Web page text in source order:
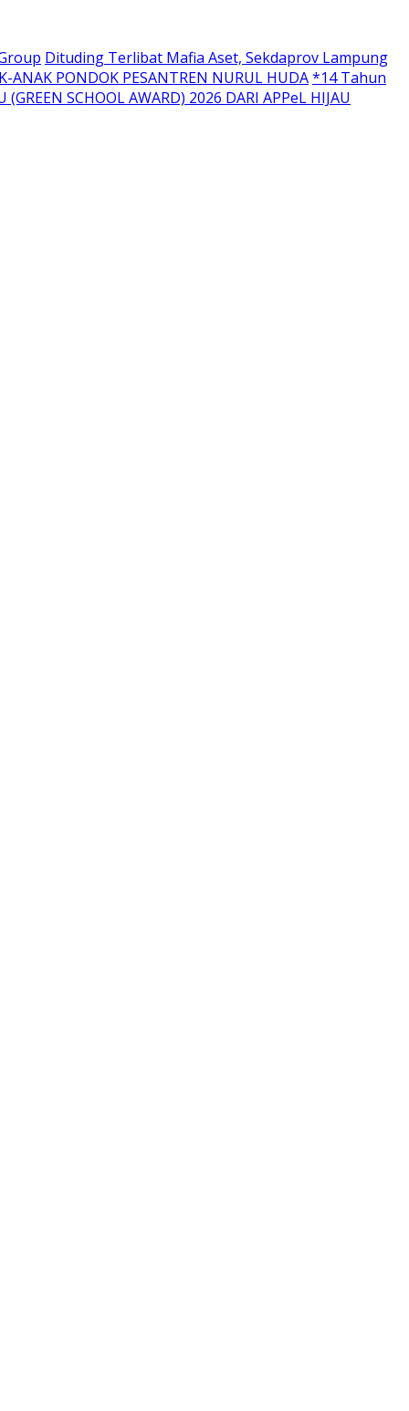
Dituding Terlibat Mafia Aset, Sekdaprov Lampung
ANAK PONDOK PESANTREN NURUL HUDA*14 Tahun
SCHOOL AWARD) 2026 DARI APPeL HIJAU